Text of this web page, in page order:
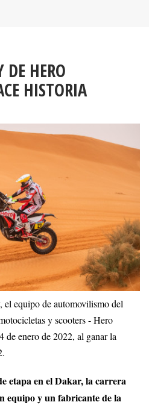
DE HERO
HISTORIA
equipo de automovilismo del
y scooters - Hero
enero de 2022, al ganar la
etapa en el Dakar, la carrera
equipo y un fabricante de la